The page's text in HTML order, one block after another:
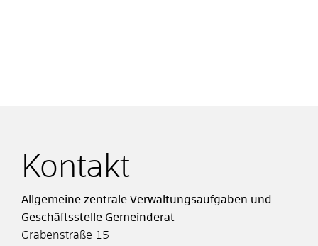
Kontakt
Allgemeine zentrale Verwaltungsaufgaben und
Geschäftsstelle Gemeinderat
Grabenstraße 15